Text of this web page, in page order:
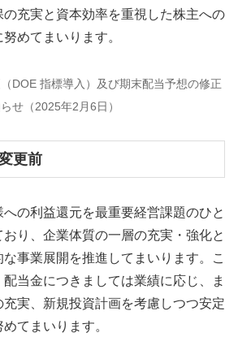
充実と資本効率を重視した株主への
めてまいります。
DOE 指標導入）及び期末配当予想の修正
せ（2025年2月6日）
更前
の利益還元を最重要経営課題のひと
り、企業体質の一層の充実・強化と
事業展開を推進してまいります。こ
当金につきましては業績に応じ、ま
実、新規投資計画を考慮しつつ安定
てまいります。